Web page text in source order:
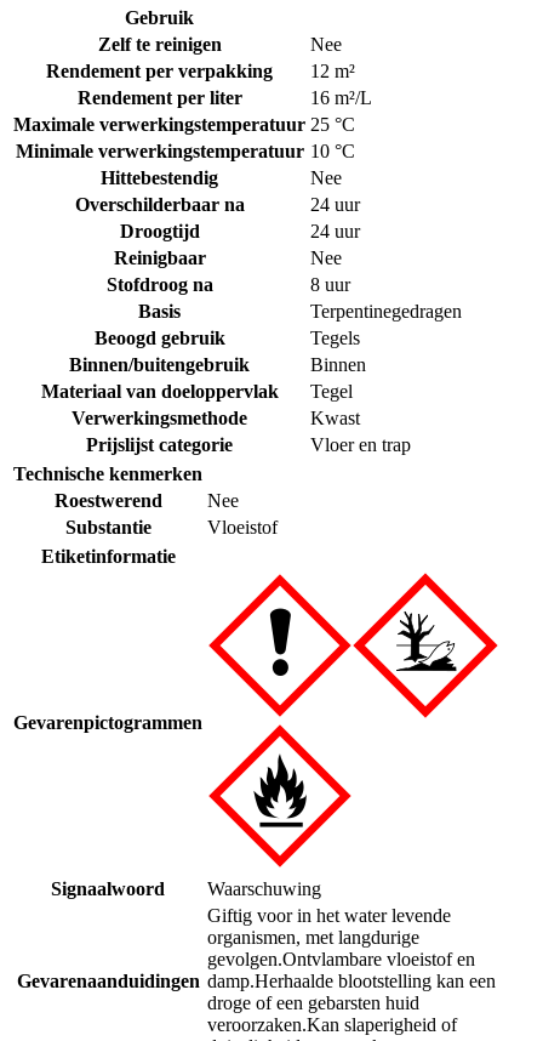
Gebruik
Zelf te reinigen
Nee
Rendement per verpakking
12 m²
Rendement per liter
16 m²/L
Maximale verwerkingstemperatuur 25 °C
Minimale verwerkingstemperatuur 10 °C
Hittebestendig
Nee
Overschilderbaar na
24 uur
Droogtijd
24 uur
Reinigbaar
Nee
Stofdroog na
8 uur
Basis
Terpentinegedragen
Beoogd gebruik
Tegels
Binnen/buitengebruik
Binnen
Materiaal van doeloppervlak
Tegel
Verwerkingsmethode
Kwast
Prijslijst categorie
Vloer en trap
Technische kenmerken
Roestwerend
Nee
Substantie
Vloeistof
Etiketinformatie
Gevarenpictogrammen
Signaalwoord Waarschuwing
Gevarenaanduidingen
Giftig voor in het water levende
organismen, met langdurige
gevolgen.Ontvlambare vloeistof en
damp.Herhaalde blootstelling kan een
droge of een gebarsten huid
veroorzaken.Kan slaperigheid of